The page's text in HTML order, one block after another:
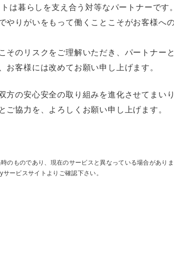
は暮らしを支え合う対等なパートナーです。
やりがいをもって働くことこそがお客様へ
そのリスクをご理解いただき、パートナー
お客様には改めてお願い申し上げます。
方の安心安全の取り組みを進化させてまいり
ご協力を、よろしくお願い申し上げます。
のものであり、現在のサービスと異なっている場合がありま
ービスサイトよりご確認下さい。